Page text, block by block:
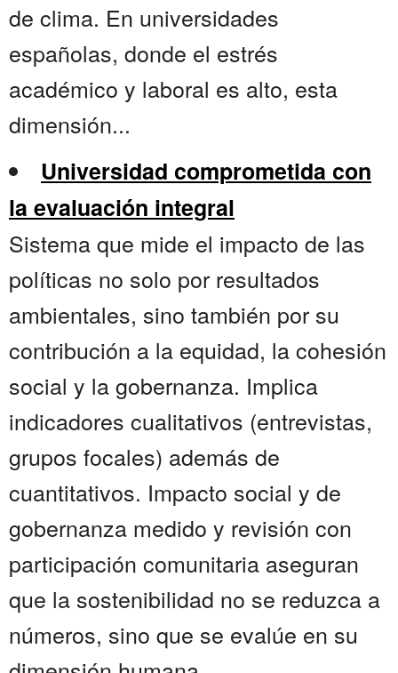
de clima. En universidades
españolas, donde el estrés
académico y laboral es alto, esta
dimensión...
Universidad comprometida con
la evaluación integral
Sistema que mide el impacto de las
políticas no solo por resultados
ambientales, sino también por su
contribución a la equidad, la cohesión
social y la gobernanza. Implica
indicadores cualitativos (entrevistas,
grupos focales) además de
cuantitativos. Impacto social y de
gobernanza medido y revisión con
participación comunitaria aseguran
que la sostenibilidad no se reduzca a
números, sino que se evalúe en su